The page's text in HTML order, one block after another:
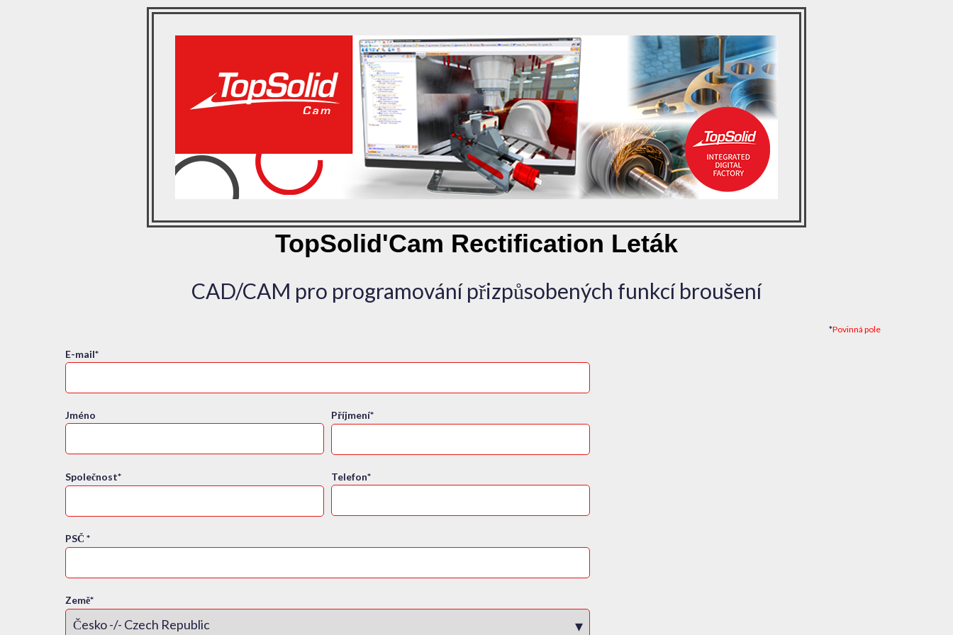
TopSolid'Cam Rectification Leták
CAD/CAM pro programování přizpůsobených funkcí broušení
*Povinná pole
E-mail*
Jméno Příjmení*
Společnost* Telefon*
PSČ *
Země*